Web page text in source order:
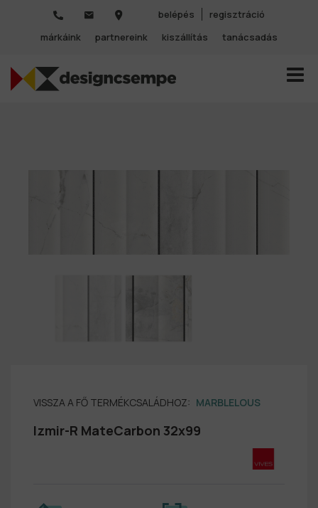
belépés
regisztráció
márkáink
partnereink kiszállítás tanácsadás
VISSZA A FŐ TERMÉKCSALÁDHOZ: MARBLELOUS
Izmir-R MateCarbon 32x99